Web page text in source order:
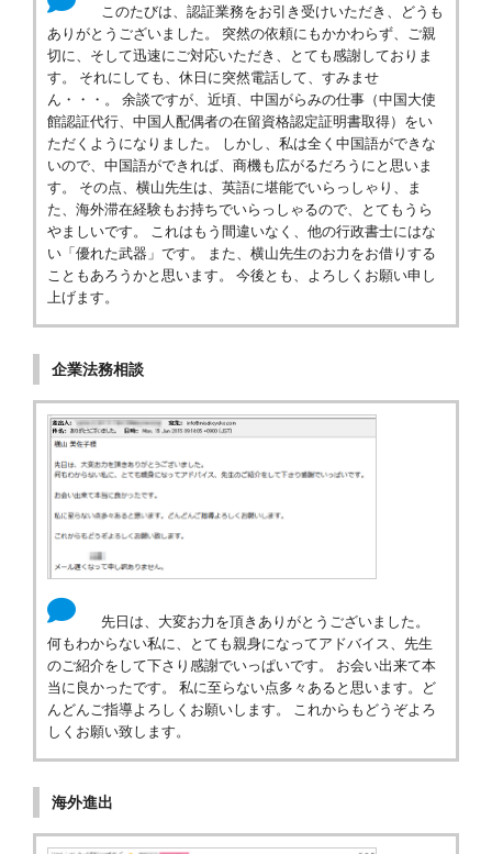
このたびは、認証業務をお引き受けいただき、どうも
ありがとうございました。 突然の依頼にもかかわらず、ご親
切に、そして迅速にご対応いただき、とても感謝しておりま
す。 それにしても、休日に突然電話して、すみませ
ん・・・。 余談ですが、近頃、中国がらみの仕事（中国大使
館認証代行、中国人配偶者の在留資格認定証明書取得）をい
ただくようになりました。 しかし、私は全く中国語ができな
いので、中国語ができれば、商機も広がるだろうにと思いま
す。 その点、横山先生は、英語に堪能でいらっしゃり、ま
た、海外滞在経験もお持ちでいらっしゃるので、とてもうら
やましいです。 これはもう間違いなく、他の行政書士にはな
い「優れた武器」です。 また、横山先生のお力をお借りする
こともあろうかと思います。 今後とも、よろしくお願い申し
上げます。
企業法務相談
先日は、大変お力を頂きありがとうございました。
何もわからない私に、とても親身になってアドバイス、先生
のご紹介をして下さり感謝でいっぱいです。 お会い出来て本
当に良かったです。 私に至らない点多々あると思います。ど
んどんご指導よろしくお願いします。 これからもどうぞよろ
しくお願い致します。
海外進出